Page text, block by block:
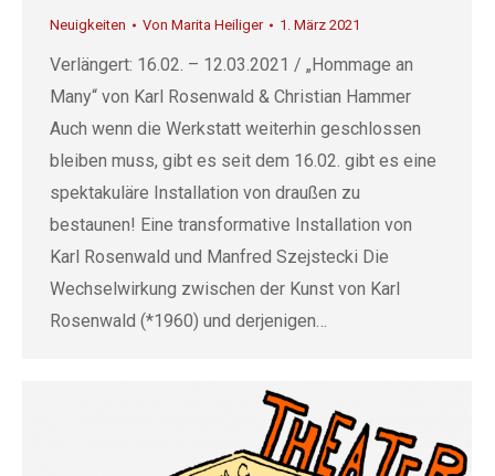
Neuigkeiten Von Marita Heiliger 1. März 2021
Verlängert: 16.02. – 12.03.2021 / „Hommage an
Many“ von Karl Rosenwald & Christian Hammer
Auch wenn die Werkstatt weiterhin geschlossen
bleiben muss, gibt es seit dem 16.02. gibt es eine
spektakuläre Installation von draußen zu
bestaunen! Eine transformative Installation von
Karl Rosenwald und Manfred Szejstecki Die
Wechselwirkung zwischen der Kunst von Karl
Rosenwald (*1960) und derjenigen…